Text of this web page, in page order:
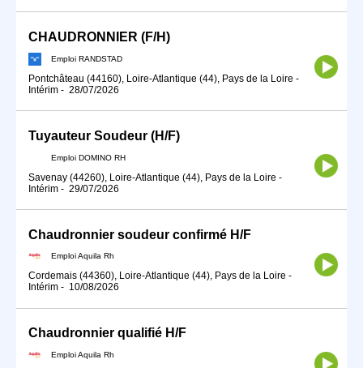
CHAUDRONNIER (F/H)
Emploi RANDSTAD
Pontchâteau (44160), Loire-Atlantique (44), Pays de la Loire -
Intérim - 28/07/2026
Tuyauteur Soudeur (H/F)
Emploi DOMINO RH
Savenay (44260), Loire-Atlantique (44), Pays de la Loire -
Intérim - 29/07/2026
Chaudronnier soudeur confirmé H/F
Emploi Aquila Rh
Cordemais (44360), Loire-Atlantique (44), Pays de la Loire -
Intérim - 10/08/2026
Chaudronnier qualifié H/F
Emploi Aquila Rh